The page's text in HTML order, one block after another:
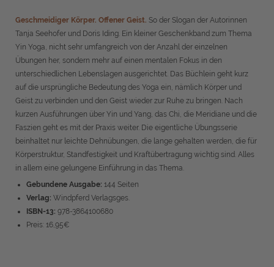
Geschmeidiger Körper. Offener Geist. So der Slogan der Autorinnen
Tanja Seehofer und Doris Iding. Ein kleiner Geschenkband zum Thema
Yin Yoga, nicht sehr umfangreich von der Anzahl der einzelnen
Übungen her, sondern mehr auf einen mentalen Fokus in den
unterschiedlichen Lebenslagen ausgerichtet. Das Büchlein geht kurz
auf die ursprüngliche Bedeutung des Yoga ein, nämlich Körper und
Geist zu verbinden und den Geist wieder zur Ruhe zu bringen. Nach
kurzen Ausführungen über Yin und Yang, das Chi, die Meridiane und die
Faszien geht es mit der Praxis weiter. Die eigentliche Übungsserie
beinhaltet nur leichte Dehnübungen, die lange gehalten werden, die für
Körperstruktur, Standfestigkeit und Kraftübertragung wichtig sind. Alles
in allem eine gelungene Einführung in das Thema.
Gebundene Ausgabe: 144 Seiten
Verlag: Windpferd Verlagsges.
ISBN-13: 978-3864100680
Preis: 16,95€